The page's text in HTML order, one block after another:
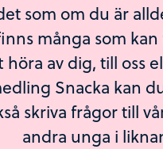
som om du är
många som
höra av dig, till oss
Snacka kan
skriva frågor till
andra unga i